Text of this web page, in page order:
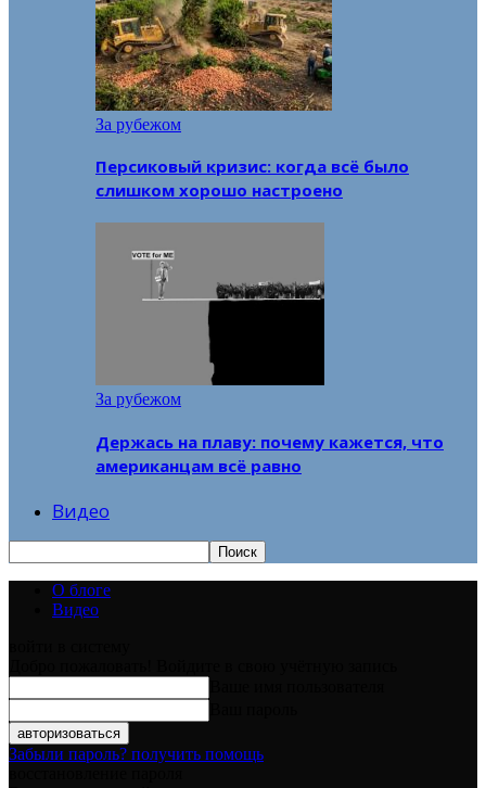
За рубежом
Персиковый кризис: когда всё было
слишком хорошо настроено
За рубежом
Держась на плаву: почему кажется, что
американцам всё равно
Видео
О блоге
Видео
Забыли пароль? получить помощь